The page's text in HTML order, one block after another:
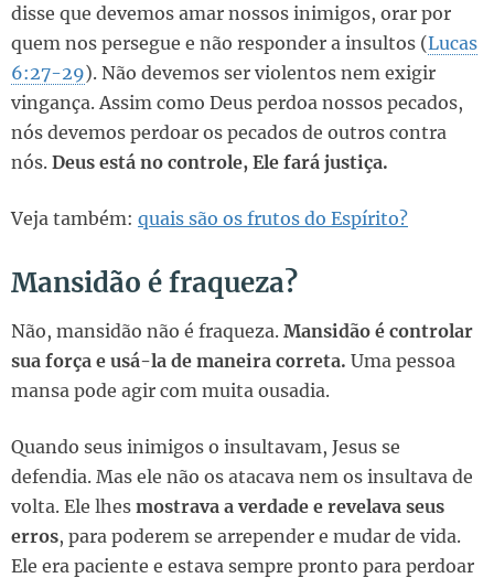
disse que devemos amar nossos inimigos, orar por
quem nos persegue e não responder a insultos (Lucas
6:27-29). Não devemos ser violentos nem exigir
vingança. Assim como Deus perdoa nossos pecados,
nós devemos perdoar os pecados de outros contra
nós. Deus está no controle, Ele fará justiça.
Veja também: quais são os frutos do Espírito?
Mansidão é fraqueza?
Não, mansidão não é fraqueza. Mansidão é controlar
sua força e usá-la de maneira correta. Uma pessoa
mansa pode agir com muita ousadia.
Quando seus inimigos o insultavam, Jesus se
defendia. Mas ele não os atacava nem os insultava de
volta. Ele lhes mostrava a verdade e revelava seus
erros, para poderem se arrepender e mudar de vida.
Ele era paciente e estava sempre pronto para perdoar